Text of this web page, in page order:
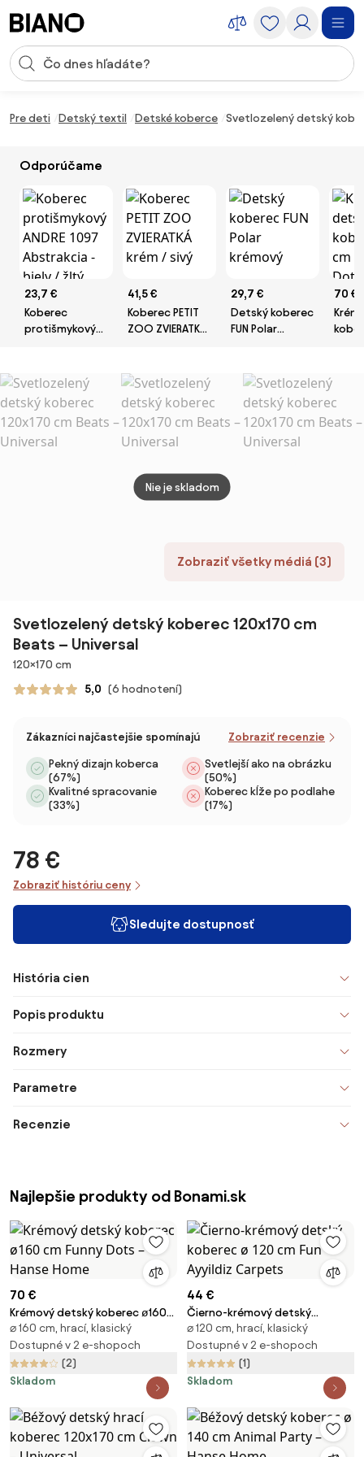
Vstup pre vyhľadávanie
Pre deti Detský textil Detské koberce Svetlozelený detský
Odporúčame
23,7 €
Koberec
protišmykový
biely / žltý
41,5 €
Koberec PETIT
ZOO ZVIERATKÁ
29,7 €
Detský koberec
FUN Polar
70 €
Zobraziť všetky médiá (3)
Nie je skladom
Svetlozelený detský koberec 120x170 cm
Beats – Universal
Rozmery
120×170 cm
5,0 (6 hodnotení)
Zákazníci najčastejšie spomínajú Zobraziť recenzie
Pekný dizajn koberca
(67%)
Kvalitné spracovanie
(33%)
Svetlejší ako na obrázku
(50%)
Koberec kĺže po podlahe
(17%)
78 €
Zobraziť históriu ceny
Sledujte dostupnosť
História cien
Popis produktu
Rozmery
Parametre
Recenzie
Najlepšie produkty od Bonami.sk
70 €
Krémový detský koberec ø160
cm Funny Dots – Hanse Home
⌀ 160 cm, hrací, klasický
Dostupné v 2 e-shopoch
(2)
Skladom
44 €
Čierno-krémový detský
koberec ø 120 cm Fun – Ayyildiz
Carpets
⌀ 120 cm, hrací, klasický
Dostupné v 2 e-shopoch
(1)
Skladom